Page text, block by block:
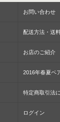
お問い合わせ
配送方法・送
お店のご紹介
2016年春夏ベ
特定商取引法
ログイン